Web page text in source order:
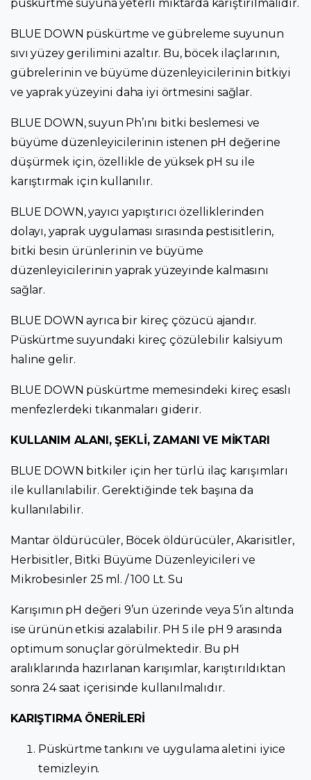
püskürtme suyuna yeterli miktarda karıştırılmalıdır.
BLUE DOWN püskürtme ve gübreleme suyunun
sıvı yüzey gerilimini azaltır. Bu, böcek ilaçlarının,
gübrelerinin ve büyüme düzenleyicilerinin bitkiyi
ve yaprak yüzeyini daha iyi örtmesini sağlar.
BLUE DOWN, suyun Ph’ını bitki beslemesi ve
büyüme düzenleyicilerinin istenen pH değerine
düşürmek için, özellikle de yüksek pH su ile
karıştırmak için kullanılır.
BLUE DOWN, yayıcı yapıştırıcı özelliklerinden
dolayı, yaprak uygulaması sırasında pestisitlerin,
bitki besin ürünlerinin ve büyüme
düzenleyicilerinin yaprak yüzeyinde kalmasını
sağlar.
BLUE DOWN ayrıca bir kireç çözücü ajandır.
Püskürtme suyundaki kireç çözülebilir kalsiyum
haline gelir.
BLUE DOWN püskürtme memesindeki kireç esaslı
menfezlerdeki tıkanmaları giderir.
KULLANIM ALANI, ŞEKLİ, ZAMANI VE MİKTARI
BLUE DOWN bitkiler için her türlü ilaç karışımları
ile kullanılabilir. Gerektiğinde tek başına da
kullanılabilir.
Mantar öldürücüler, Böcek öldürücüler, Akarisitler,
Herbisitler, Bitki Büyüme Düzenleyicileri ve
Mikrobesinler 25 ml. / 100 Lt. Su
Karışımın pH değeri 9’un üzerinde veya 5’in altında
ise ürünün etkisi azalabilir. PH 5 ile pH 9 arasında
optimum sonuçlar görülmektedir. Bu pH
aralıklarında hazırlanan karışımlar, karıştırıldıktan
sonra 24 saat içerisinde kullanılmalıdır.
KARIŞTIRMA ÖNERİLERİ
Püskürtme tankını ve uygulama aletini iyice
temizleyin.